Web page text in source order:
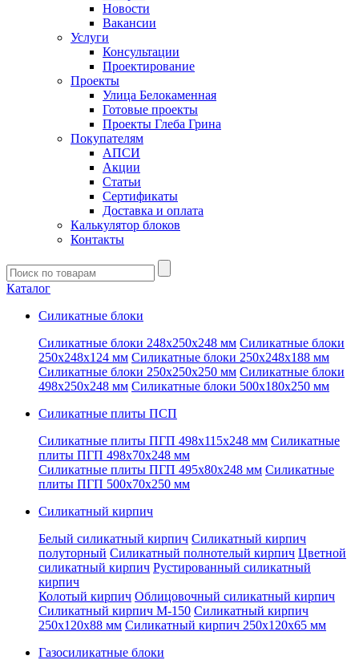
Новости
Вакансии
Услуги
Консультации
Проектирование
Проекты
Улица Белокаменная
Готовые проекты
Проекты Глеба Грина
Покупателям
АПСИ
Акции
Статьи
Сертификаты
Доставка и оплата
Калькулятор блоков
Контакты
Введите
запрос
Каталог
Силикатные блоки
Силикатные блоки 248x250x248 мм Силикатные блоки
250x248x124 мм Силикатные блоки 250x248x188 мм
Силикатные блоки 250x250x250 мм Силикатные блоки
498x250x248 мм Силикатные блоки 500x180x250 мм
Силикатные плиты ПСП
Силикатные плиты ПГП 498x115x248 мм Силикатные
плиты ПГП 498x70x248 мм
Силикатные плиты ПГП 495x80x248 мм Силикатные
плиты ПГП 500x70x250 мм
Силикатный кирпич
Белый силикатный кирпич Силикатный кирпич
полуторный Силикатный полнотелый кирпич Цветной
силикатный кирпич Рустированный силикатный
кирпич
Колотый кирпич Облицовочный силикатный кирпич
Силикатный кирпич М-150 Силикатный кирпич
250x120x88 мм Силикатный кирпич 250x120x65 мм
Газосиликатные блоки